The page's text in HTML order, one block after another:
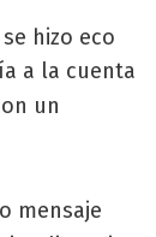
hizo eco
a la cuenta
un
mensaje